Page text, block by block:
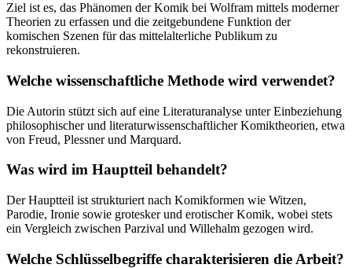
Ziel ist es, das Phänomen der Komik bei Wolfram mittels moderner
Theorien zu erfassen und die zeitgebundene Funktion der
komischen Szenen für das mittelalterliche Publikum zu
rekonstruieren.
Welche wissenschaftliche Methode wird verwendet?
Die Autorin stützt sich auf eine Literaturanalyse unter Einbeziehung
philosophischer und literaturwissenschaftlicher Komiktheorien, etwa
von Freud, Plessner und Marquard.
Was wird im Hauptteil behandelt?
Der Hauptteil ist strukturiert nach Komikformen wie Witzen,
Parodie, Ironie sowie grotesker und erotischer Komik, wobei stets
ein Vergleich zwischen Parzival und Willehalm gezogen wird.
Welche Schlüsselbegriffe charakterisieren die Arbeit?